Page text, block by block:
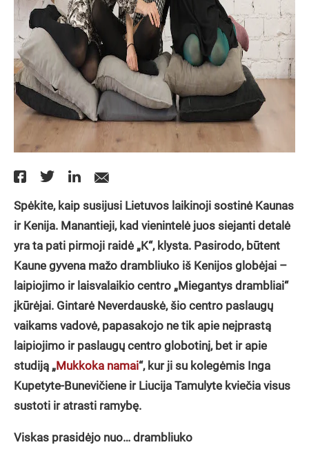
Spėkite, kaip susijusi Lietuvos laikinoji sostinė Kaunas
ir Kenija. Manantieji, kad vienintelė juos siejanti detalė
yra ta pati pirmoji raidė „K“, klysta. Pasirodo, būtent
Kaune gyvena mažo drambliuko iš Kenijos globėjai –
laipiojimo ir laisvalaikio centro „Miegantys drambliai“
įkūrėjai. Gintarė Neverdauskė, šio centro paslaugų
vaikams vadovė, papasakojo ne tik apie neįprastą
laipiojimo ir paslaugų centro globotinį, bet ir apie
studiją „Mukkoka namai“, kur ji su kolegėmis Inga
Kupetyte-Bunevičiene ir Liucija Tamulyte kviečia visus
sustoti ir atrasti ramybę.
Viskas prasidėjo nuo… drambliuko